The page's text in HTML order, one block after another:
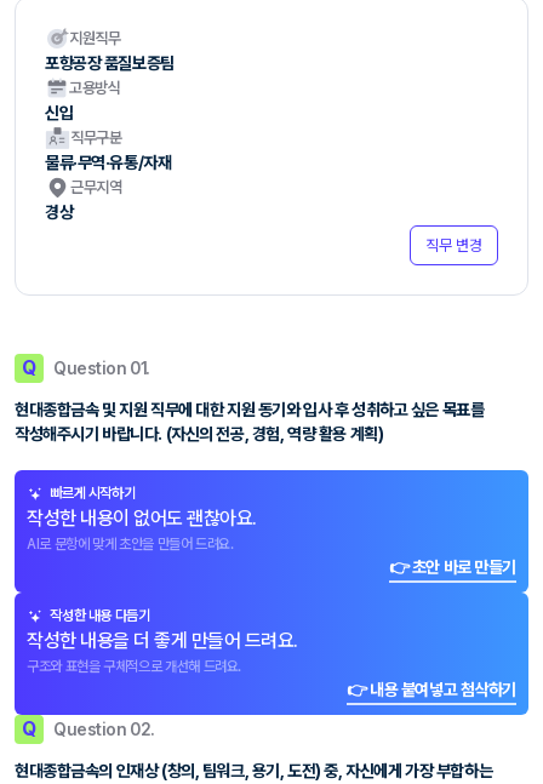
지원직무
포항공장 품질보증팀
고용방식
신입
직무구분
물류·무역·유통/자재
근무지역
경상
직무 변경
Q Question 01.
현대종합금속 및 지원 직무에 대한 지원 동기와 입사 후 성취하고 싶은 목표를
작성해주시기 바랍니다. (자신의 전공, 경험, 역량 활용 계획)
빠르게 시작하기
작성한 내용이 없어도 괜찮아요.
AI로 문항에 맞게 초안을 만들어 드려요.
👉 초안 바로 만들기
작성한 내용 다듬기
작성한 내용을 더 좋게 만들어 드려요.
구조와 표현을 구체적으로 개선해 드려요.
👉 내용 붙여넣고 첨삭하기
Q Question 02.
현대종합금속의 인재상 (창의, 팀워크, 용기, 도전) 중, 자신에게 가장 부합하는